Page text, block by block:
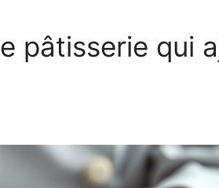
pâtisserie qui